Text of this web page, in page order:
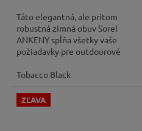
Táto elegantná, ale pritom
robustná zimná obuv Sorel
ANKENY spĺňa všetky vaše
požiadavky pre outdoorové
dizajnu...
Tobacco Black
ZĽAVA